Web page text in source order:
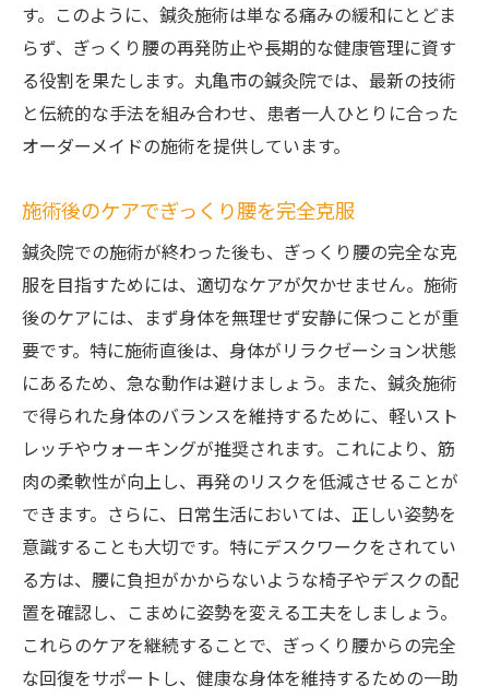
す。このように、鍼灸施術は単なる痛みの緩和にとどま
らず、ぎっくり腰の再発防止や長期的な健康管理に資す
る役割を果たします。丸亀市の鍼灸院では、最新の技術
と伝統的な手法を組み合わせ、患者一人ひとりに合った
オーダーメイドの施術を提供しています。
施術後のケアでぎっくり腰を完全克服
鍼灸院での施術が終わった後も、ぎっくり腰の完全な克
服を目指すためには、適切なケアが欠かせません。施術
後のケアには、まず身体を無理せず安静に保つことが重
要です。特に施術直後は、身体がリラクゼーション状態
にあるため、急な動作は避けましょう。また、鍼灸施術
で得られた身体のバランスを維持するために、軽いスト
レッチやウォーキングが推奨されます。これにより、筋
肉の柔軟性が向上し、再発のリスクを低減させることが
できます。さらに、日常生活においては、正しい姿勢を
意識することも大切です。特にデスクワークをされてい
る方は、腰に負担がかからないような椅子やデスクの配
置を確認し、こまめに姿勢を変える工夫をしましょう。
これらのケアを継続することで、ぎっくり腰からの完全
な回復をサポートし、健康な身体を維持するための一助